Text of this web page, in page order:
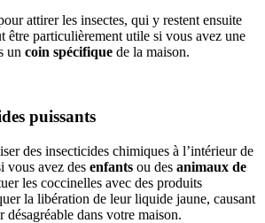
attirer les insectes, qui y restent ensuite
être particulièrement utile si vous avez une
un coin spécifique de la maison.
puissants
des insecticides chimiques à l’intérieur de
vous avez des enfants ou des animaux de
les coccinelles avec des produits
la libération de leur liquide jaune, causant
désagréable dans votre maison.